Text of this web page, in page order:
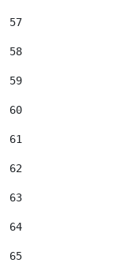
57
58
59
60
61
62
63
64
65